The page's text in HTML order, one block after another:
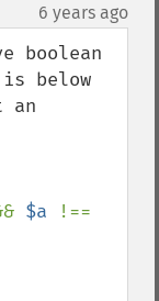
6 years ago
boolean
is below
an
$a